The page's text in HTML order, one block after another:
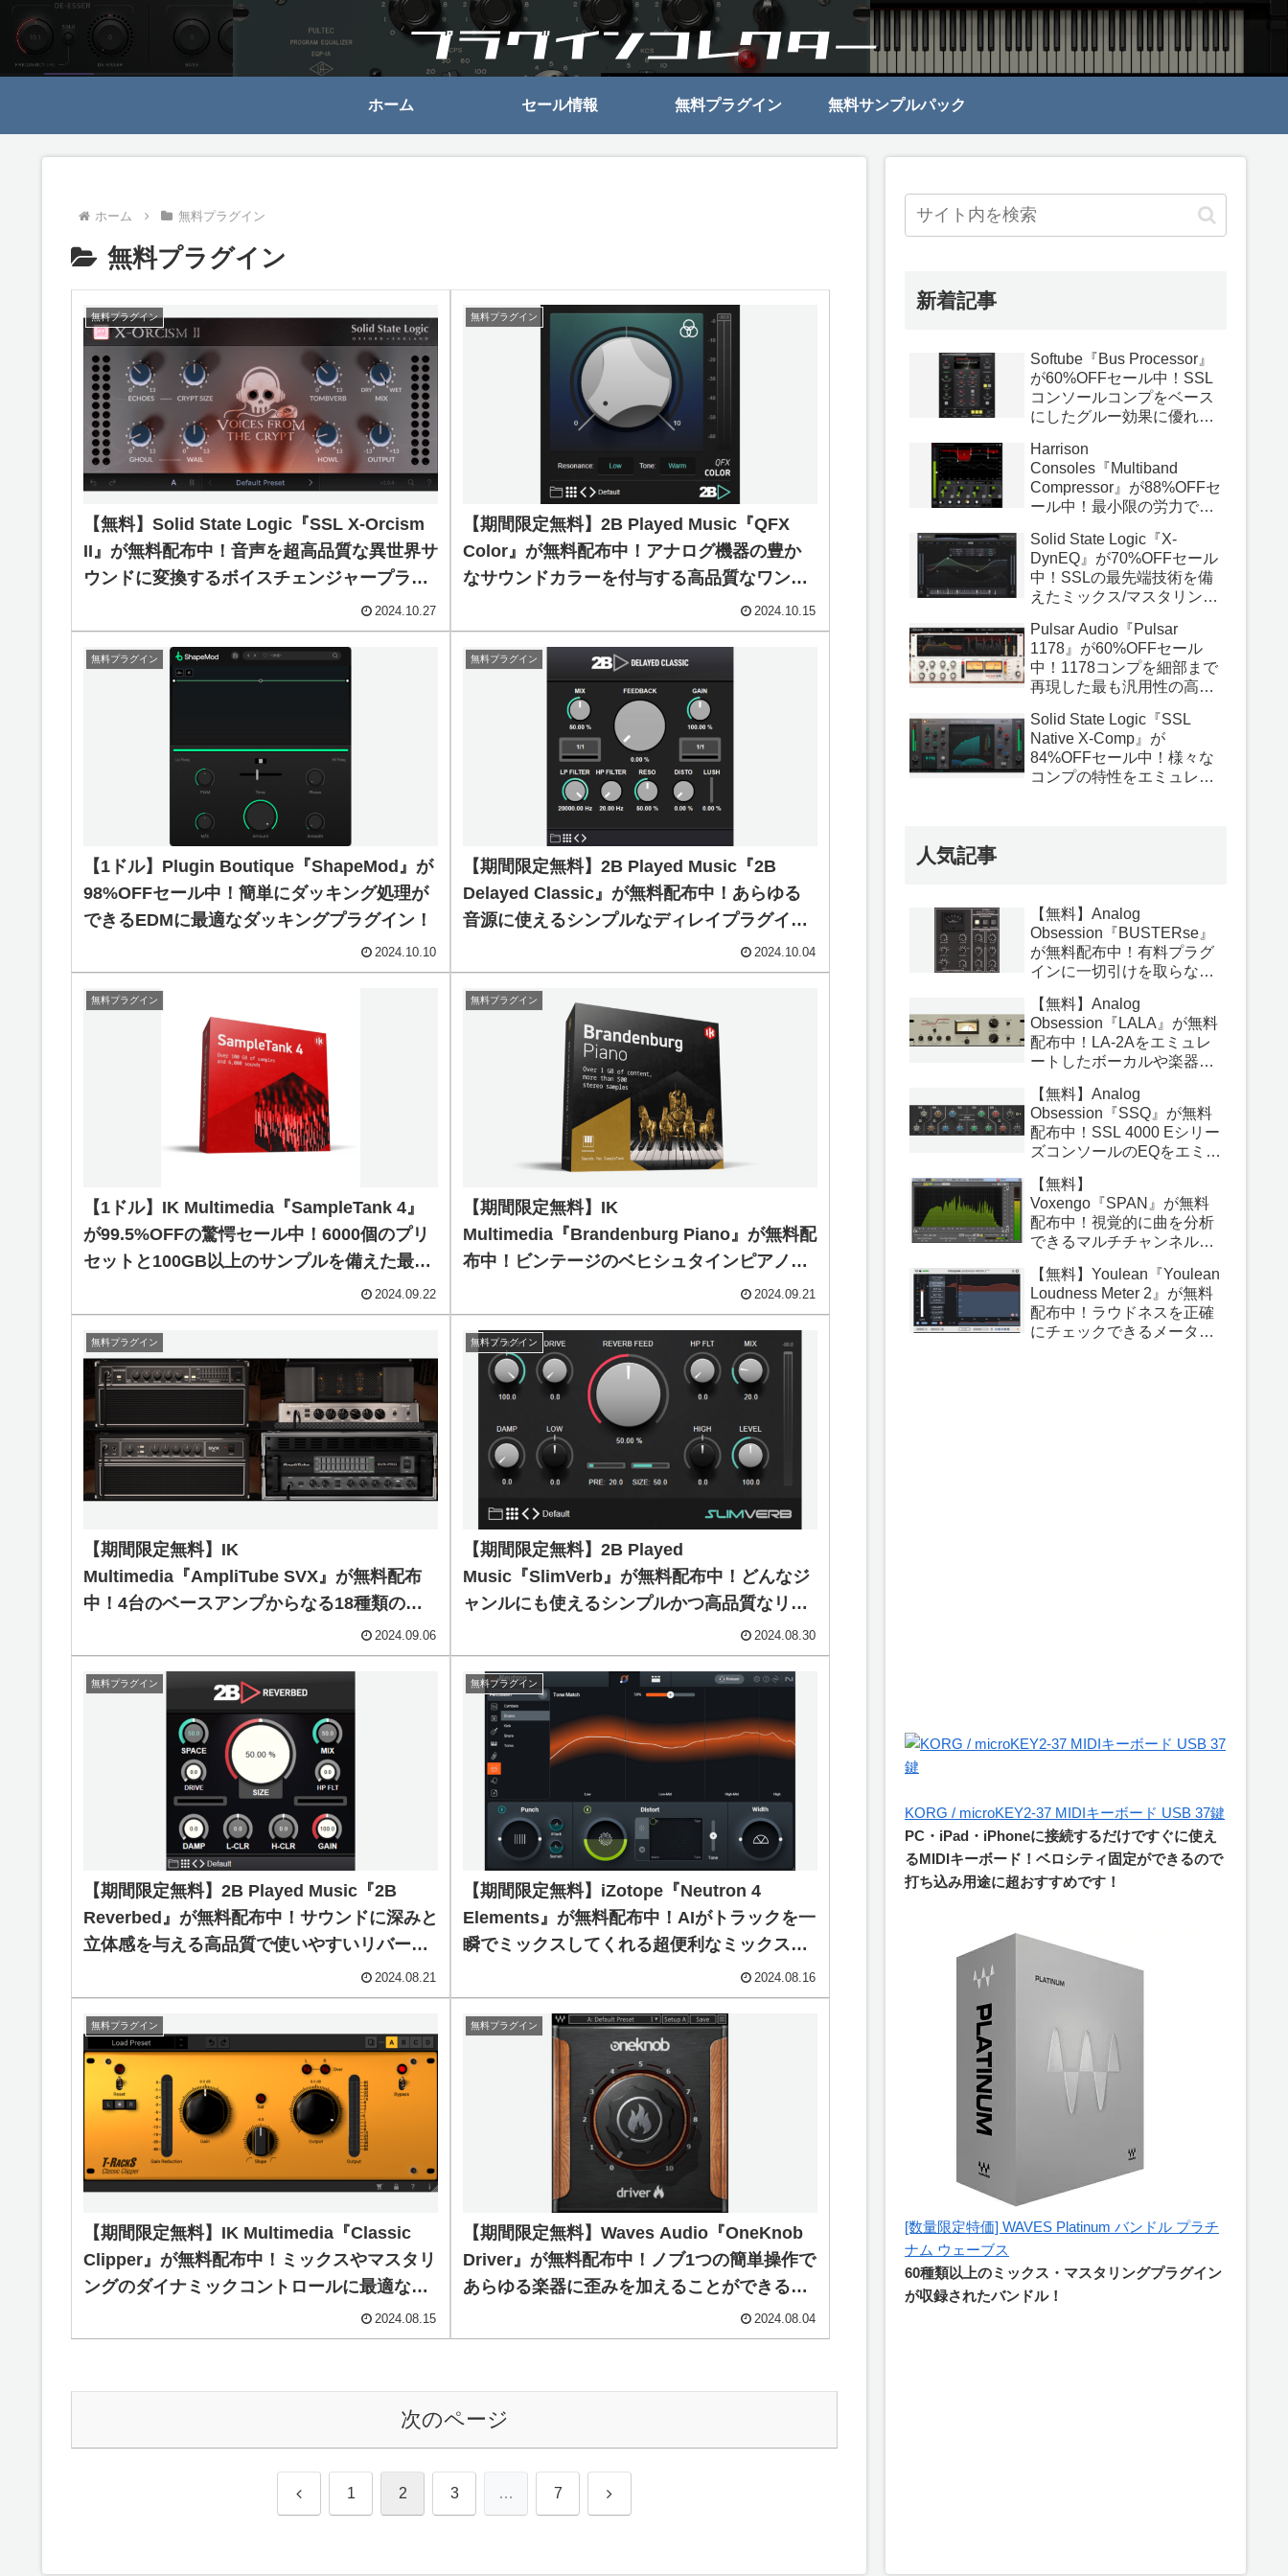
ホーム セール情報 無料プラグイン 無料サンプルパック
ホーム 無料プラグイン
無料プラグイン
無料プラグイン
【無料】Solid State Logic『SSL X-Orcism
II』が無料配布中！音声を超高品質な異世界サ
ウンドに変換するボイスチェンジャープラグ
2024.10.27
無料プラグイン
【期間限定無料】2B Played Music『QFX
Color』が無料配布中！アナログ機器の豊か
なサウンドカラーを付与する高品質なワンノ
2024.10.15
無料プラグイン
【1ドル】Plugin Boutique『ShapeMod』が
98%OFFセール中！簡単にダッキング処理が
できるEDMに最適なダッキングプラグイン！
2024.10.10
無料プラグイン
【期間限定無料】2B Played Music『2B
Delayed Classic』が無料配布中！あらゆる
音源に使えるシンプルなディレイプラグイ
2024.10.04
無料プラグイン
【1ドル】IK Multimedia『SampleTank 4』
が99.5%OFFの驚愕セール中！6000個のプリ
セットと100GB以上のサンプルを備えた最強
2024.09.22
無料プラグイン
【期間限定無料】IK
Multimedia『Brandenburg Piano』が無料配
布中！ビンテージのベヒシュタインピアノサ
ウンドを再現したSampleTank用ピアノ音
源！
2024.09.21
無料プラグイン
【期間限定無料】IK
Multimedia『AmpliTube SVX』が無料配布
中！4台のベースアンプからなる18種類のモ
デルを搭載した深みのある音色のベースギア
コレクション！
2024.09.06
無料プラグイン
【期間限定無料】2B Played
Music『SlimVerb』が無料配布中！どんなジ
ャンルにも使えるシンプルかつ高品質なリバ
2024.08.30
無料プラグイン
【期間限定無料】2B Played Music『2B
Reverbed』が無料配布中！サウンドに深みと
立体感を与える高品質で使いやすいリバーブ
2024.08.21
無料プラグイン
【期間限定無料】iZotope『Neutron 4
Elements』が無料配布中！AIがトラックを一
瞬でミックスしてくれる超便利なミックスア
2024.08.16
無料プラグイン
【期間限定無料】IK Multimedia『Classic
Clipper』が無料配布中！ミックスやマスタリ
ングのダイナミックコントロールに最適なシ
ンプルかつ高品質のクリッパープラグイン！
2024.08.15
無料プラグイン
【期間限定無料】Waves Audio『OneKnob
Driver』が無料配布中！ノブ1つの簡単操作で
あらゆる楽器に歪みを加えることができる超
便利なワンノブ・オーバードライブプラグイ
ン！
2024.08.04
次のページ
前 1 2 3 … 7 次
新着記事
Softube『Bus Processor』
が60%OFFセール中！SSL
コンソールコンプをベース
にしたグルー効果に優れて
プラグイン！
Harrison
Consoles『Multiband
Compressor』が88%OFFセ
ール中！最小限の労力でプ
うに設計されたマルチバン
ドコンププラグイン！
Solid State Logic『X-
DynEQ』が70%OFFセール
中！SSLの最先端技術を備
えたミックス/マスタリング
クEQプラグイン！
Pulsar Audio『Pulsar
1178』が60%OFFセール
中！1178コンプを細部まで
再現した最も汎用性の高い
Solid State Logic『SSL
Native X-Comp』が
84%OFFセール中！様々な
コンプの特性をエミュレー
人気記事
【無料】Analog
Obsession『BUSTERse』
が無料配布中！有料プラグ
インに一切引けを取らない
ン！
【無料】Analog
Obsession『LALA』が無料
配布中！LA-2Aをエミュレ
ートしたボーカルや楽器を
OPTコンプレッサープラグ
イン！
【無料】Analog
Obsession『SSQ』が無料
配布中！SSL 4000 Eシリー
ズコンソールのEQをエミュ
いアナログEQプラグイン！
【無料】
Voxengo『SPAN』が無料
配布中！視覚的に曲を分析
できるマルチチャンネル対
ラグイン！
【無料】Youlean『Youlean
Loudness Meter 2』が無料
配布中！ラウドネスを正確
にチェックできるメーター
KORG / microKEY2-37 MIDIキーボード USB 37鍵
PC・iPad・iPhoneに接続するだけですぐに使え
るMIDIキーボード！ベロシティ固定ができるので
打ち込み用途に超おすすめです！
[数量限定特価] WAVES Platinum バンドル プラチ
ナム ウェーブス
60種類以上のミックス・マスタリングプラグイン
が収録されたバンドル！